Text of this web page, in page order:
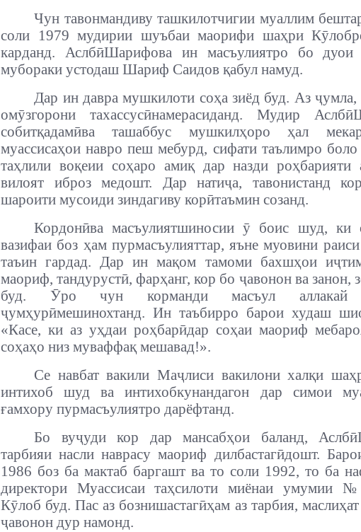
Чун тавонмандиву ташкилотчигии муаллим
соли 1979 мудирии шуъбаи маорифи шаҳри
карданд. АслбӣШарифова ин масъулиятро бо дуои
мубораки устодаш Шариф Саидов қабул намуд.
Дар ин давра мушкилоти соҳа зиёд буд. Аз ҷумла,
омӯзгорони тахассусӣнамерасиданд. Мудир
собитқадамӣва ташаббус мушкилҳоро ҳал
муассисаҳои навро пеш мебурд, сифати таълимро
таҳлили воқеии соҳаро амиқ дар назди роҳбарияти
вилоят иброз медошт. Дар натиҷа, тавонистанд
шароити мусоиди зиндагиву корӣтаъмин созанд.
Кордонӣва масъулиятшиносии ӯ боис шуд, ки
вазифаи боз ҳам пурмасъулияттар, яъне муовини
таъин гардад. Дар ин мақом тамоми бахшҳои
маориф, тандурустӣ, фарҳанг, кор бо ҷавонон ва занон,
буд. Ӯро чун корманди масъул аллакай
ҷумҳурӣмешинохтанд. Ин таъбирро барои худаш
«Касе, ки аз уҳдаи роҳбарӣдар соҳаи маориф
соҳаҳо низ муваффақ мешавад!».
Се навбат вакили Маҷлиси вакилони халқи
интихоб шуд ва интихобкунандагон дар симои
ғамхору пурмасъулиятро дарёфтанд.
Бо вуҷуди кор дар мансабҳои баланд,
тарбияи насли наврасу маориф дилбастагӣдошт.
1986 боз ба мактаб баргашт ва то соли 1992, то ба
директори Муассисаи таҳсилоти миёнаи умумии
Кӯлоб буд. Пас аз бознишастагӣҳам аз тарбия,
ҷавонон дур намонд.